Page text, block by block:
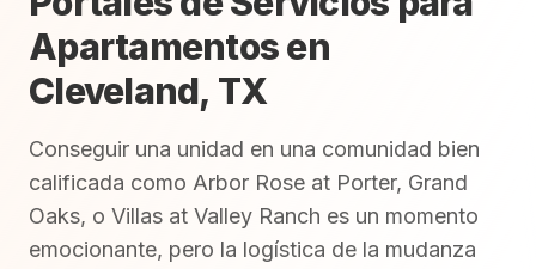
Apartamentos en
Cleveland, TX
Conseguir una unidad en una comunidad bien
calificada como Arbor Rose at Porter, Grand
Oaks, o Villas at Valley Ranch es un momento
emocionante, pero la logística de la mudanza